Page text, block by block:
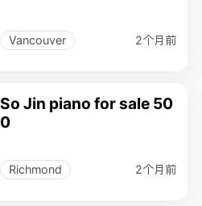
Vancouver 2个月前
So Jin piano for sale 50
0
Richmond 2个月前